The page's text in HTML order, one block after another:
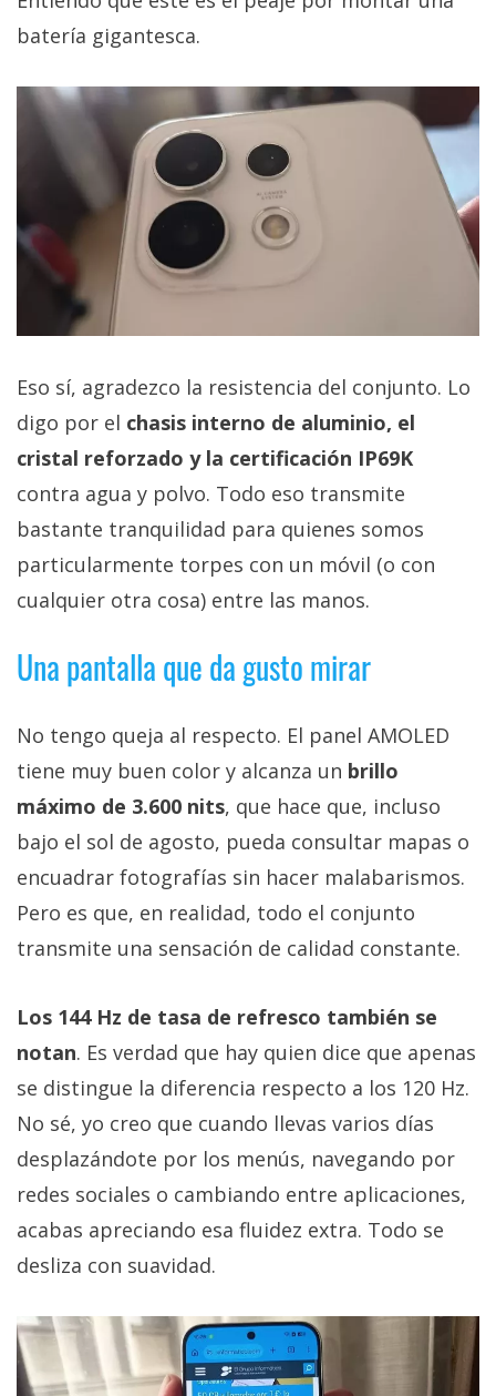
batería gigantesca.
Eso sí, agradezco la resistencia del conjunto. Lo
digo por el chasis interno de aluminio, el
cristal reforzado y la certificación IP69K
contra agua y polvo. Todo eso transmite
bastante tranquilidad para quienes somos
particularmente torpes con un móvil (o con
cualquier otra cosa) entre las manos.
Una pantalla que da gusto mirar
No tengo queja al respecto. El panel AMOLED
tiene muy buen color y alcanza un brillo
máximo de 3.600 nits, que hace que, incluso
bajo el sol de agosto, pueda consultar mapas o
encuadrar fotografías sin hacer malabarismos.
Pero es que, en realidad, todo el conjunto
transmite una sensación de calidad constante.
Los 144 Hz de tasa de refresco también se
notan. Es verdad que hay quien dice que apenas
se distingue la diferencia respecto a los 120 Hz.
No sé, yo creo que cuando llevas varios días
desplazándote por los menús, navegando por
redes sociales o cambiando entre aplicaciones,
acabas apreciando esa fluidez extra. Todo se
desliza con suavidad.